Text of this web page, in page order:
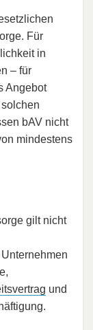
Für
in
– für
Angebot
bAV nicht
mindestens
gilt nicht
und